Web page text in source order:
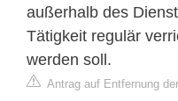
außerhalb des
Tätigkeit regulär
werden soll.
Antrag auf Entfernung